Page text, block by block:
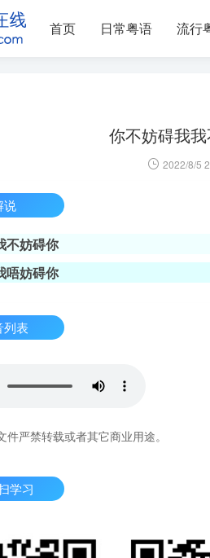
首页 日常粤语 流行
你不妨碍我
2022/8/5
说
不妨碍你
唔妨碍你
列表
严禁转载或者其它商业用途。
学习